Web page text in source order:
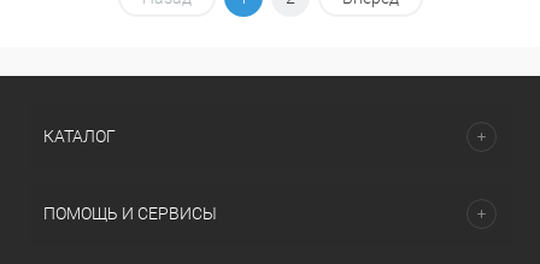
КАТАЛОГ
ПОМОЩЬ И СЕРВИСЫ